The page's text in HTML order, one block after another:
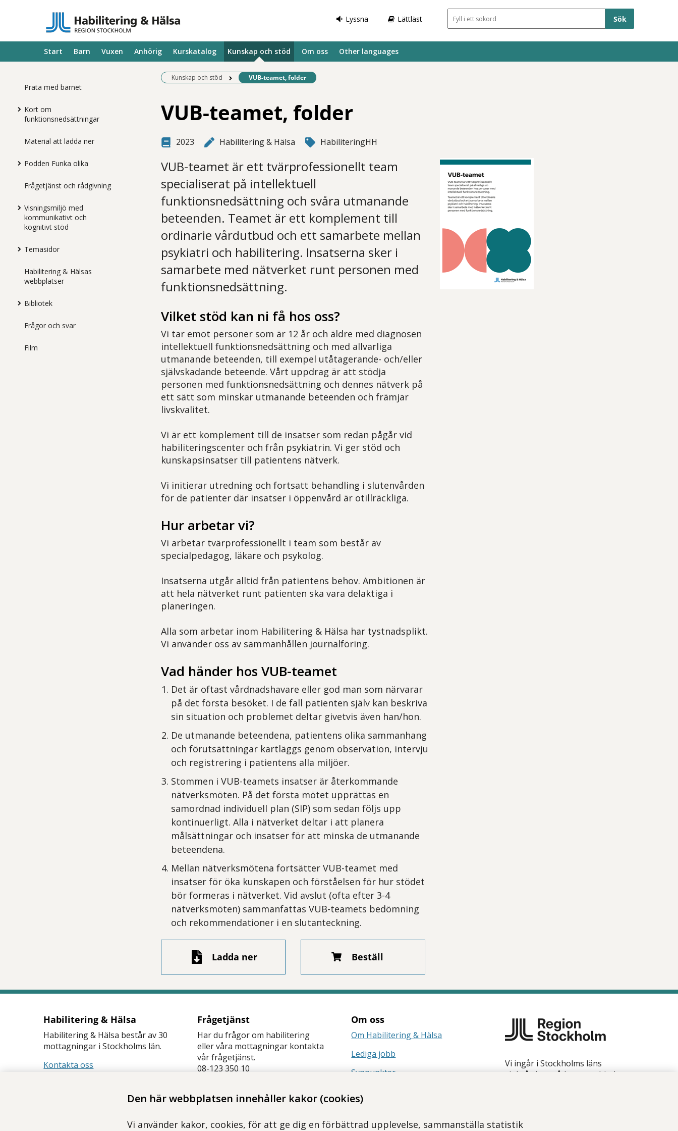
Den här webbplatsen innehåller kakor (cookies)
Vi använder kakor, cookies, för att ge dig en förbättrad upplevelse, sammanställa statistik
Lyssna Lättläst Sökfält
Start Barn Vuxen Anhörig Kurskatalog Kunskap och stöd Om oss Other languages
Prata med barnet
Kort om
funktionsnedsättningar
Material att ladda ner
Podden Funka olika
Frågetjänst och rådgivning
Visningsmiljö med
kommunikativt och
kognitivt stöd
Temasidor
Habilitering & Hälsas
webbplatser
Bibliotek
Frågor och svar
Film
Kunskap och stöd Befintlig sida:
VUB-teamet, folder
VUB-teamet, folder
2023 Habilitering & Hälsa HabiliteringHH
VUB-teamet är ett tvärprofessionellt team
specialiserat på intellektuell
funktionsnedsättning och svåra utmanande
beteenden. Teamet är ett komplement till
ordinarie vårdutbud och ett samarbete mellan
psykiatri och habilitering. Insatserna sker i
samarbete med nätverket runt personen med
funktionsnedsättning.
Vilket stöd kan ni få hos oss?
Vi tar emot personer som är 12 år och äldre med diagnosen
intellektuell funktionsnedsättning och med allvarliga
utmanande beteenden, till exempel utåtagerande- och/eller
självskadande beteende. Vårt uppdrag är att stödja
personen med funktionsnedsättning och dennes nätverk på
ett sätt som minskar utmanande beteenden och främjar
livskvalitet.
Vi är ett komplement till de insatser som redan pågår vid
habiliteringscenter och från psykiatrin. Vi ger stöd och
kunskapsinsatser till patientens nätverk.
Vi initierar utredning och fortsatt behandling i slutenvården
för de patienter där insatser i öppenvård är otillräckliga.
Hur arbetar vi?
Vi arbetar tvärprofessionellt i team som består av
specialpedagog, läkare och psykolog.
Insatserna utgår alltid från patientens behov. Ambitionen är
att hela nätverket runt patienten ska vara delaktiga i
planeringen.
Alla som arbetar inom Habilitering & Hälsa har tystnadsplikt.
Vi använder oss av sammanhållen journalföring.
Vad händer hos VUB-teamet
Det är oftast vårdnadshavare eller god man som närvarar
på det första besöket. I de fall patienten själv kan beskriva
sin situation och problemet deltar givetvis även han/hon.
De utmanande beteendena, patientens olika sammanhang
och förutsättningar kartläggs genom observation, intervju
och registrering i patientens alla miljöer.
Stommen i VUB-teamets insatser är återkommande
nätverksmöten. På det första mötet upprättas en
samordnad individuell plan (SIP) som sedan följs upp
kontinuerligt. Alla i nätverket deltar i att planera
målsättningar och insatser för att minska de utmanande
beteendena.
Mellan nätverksmötena fortsätter VUB-teamet med
insatser för öka kunskapen och förståelsen för hur stödet
bör formeras i nätverket. Vid avslut (ofta efter 3-4
nätverksmöten) sammanfattas VUB-teamets bedömning
och rekommendationer i en slutanteckning.
Ladda ner Beställ
Habilitering & Hälsa
Habilitering & Hälsa består av 30
mottagningar i Stockholms län.
Kontakta oss
Frågetjänst
Har du frågor om habilitering
eller våra mottagningar kontakta
vår frågetjänst.
08-123 350 10
Om oss
Om Habilitering & Hälsa
Lediga jobb
Synpunkter
Vi ingår i Stockholms läns
sjukvårdsområde som erbjuder
tagna av fotograf Yanan Li om